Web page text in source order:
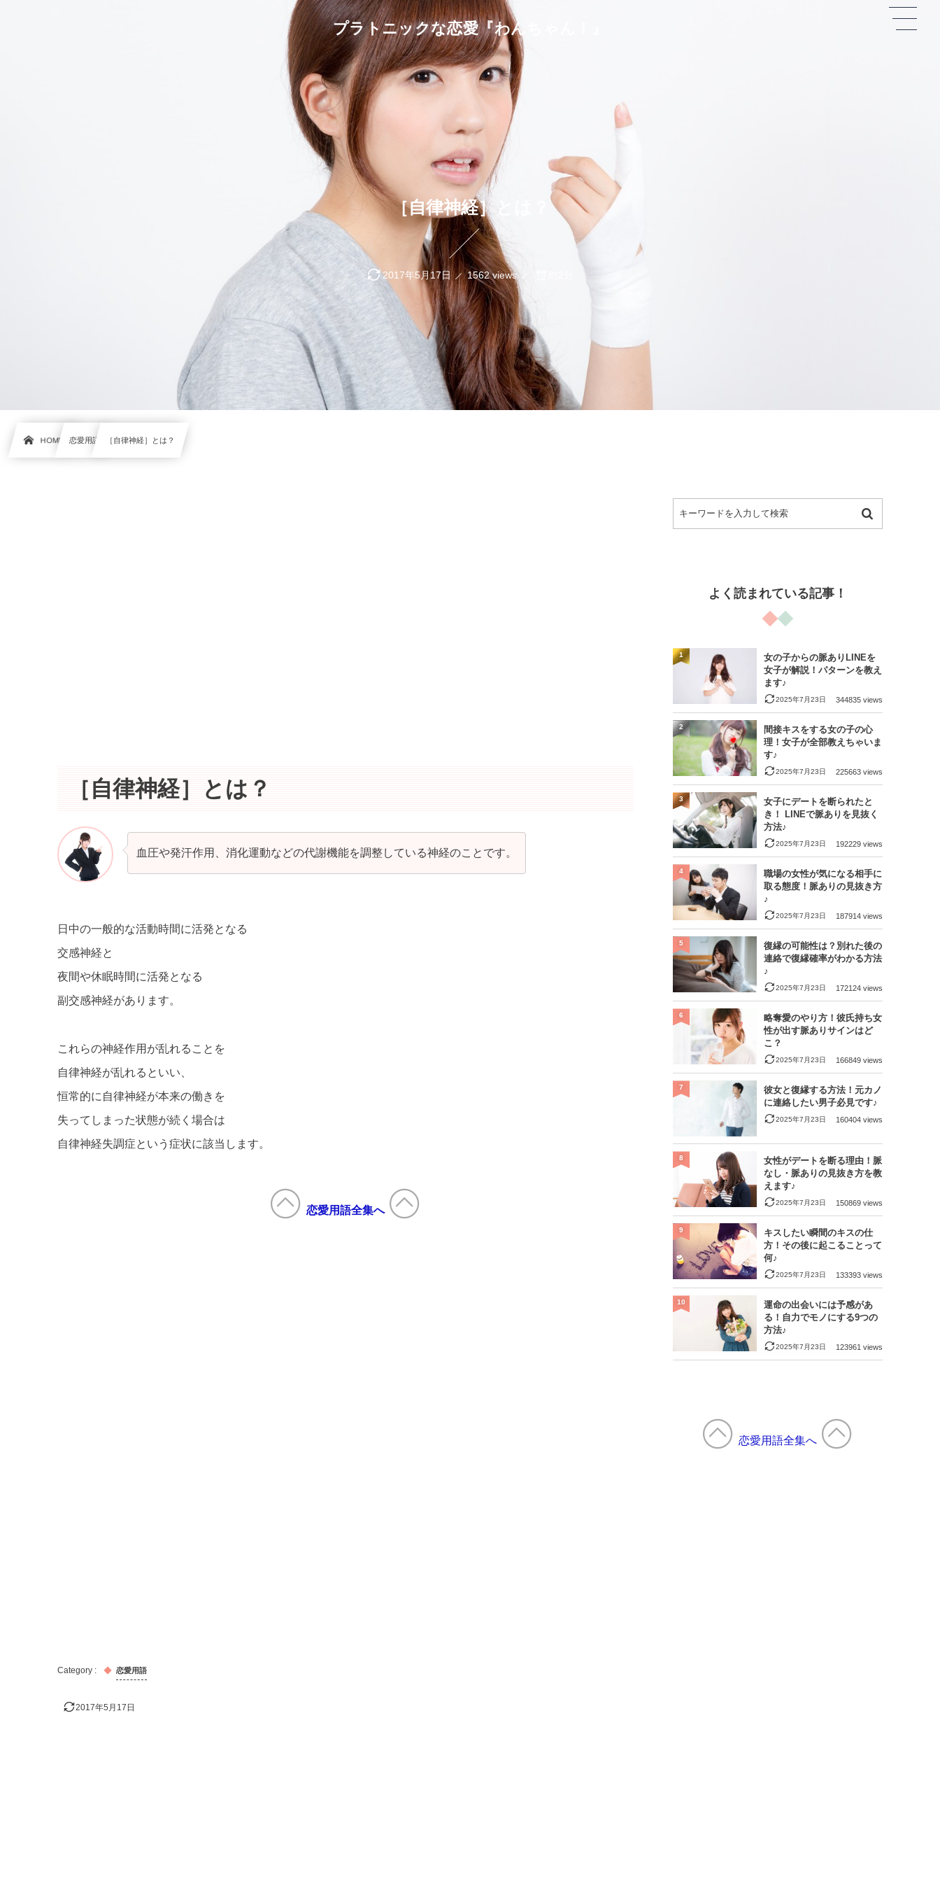
プラトニックな恋愛『わんちゃん！』
［自律神経］とは？
2017年5月17日 1562 views
HOME 恋愛用語 ［自律神経］とは？
［自律神経］とは？
血圧や発汗作用、消化運動などの代謝機能を調整している神経のことです。
日中の一般的な活動時間に活発となる
交感神経と
夜間や休眠時間に活発となる
副交感神経があります。
これらの神経作用が乱れることを
自律神経が乱れるといい、
恒常的に自律神経が本来の働きを
失ってしまった状態が続く場合は
自律神経失調症という症状に該当します。
恋愛用語全集へ
恋愛用語
2017年5月17日
よく読まれている記事！
女の子からの脈ありLINEを
女子が解説！パターンを教え
ます♪
2025年7月23日 344835 views
1
間接キスをする女の子の心
理！女子が全部教えちゃいま
す♪
2025年7月23日 225663 views
2
女子にデートを断られたと
き！ LINEで脈ありを見抜く
方法♪
2025年7月23日 192229 views
3
職場の女性が気になる相手に
取る態度！脈ありの見抜き方
♪
2025年7月23日 187914 views
4
復縁の可能性は？別れた後の
連絡で復縁確率がわかる方法
♪
2025年7月23日 172124 views
5
略奪愛のやり方！彼氏持ち女
性が出す脈ありサインはど
こ？
2025年7月23日 166849 views
6
彼女と復縁する方法！元カノ
に連絡したい男子必見です♪
2025年7月23日 160404 views
7
女性がデートを断る理由！脈
なし・脈ありの見抜き方を教
えます♪
2025年7月23日 150869 views
8
キスしたい瞬間のキスの仕
方！その後に起こることって
何♪
2025年7月23日 133393 views
9
運命の出会いには予感があ
る！自力でモノにする9つの
方法♪
2025年7月23日 123961 views
10
恋愛用語全集へ